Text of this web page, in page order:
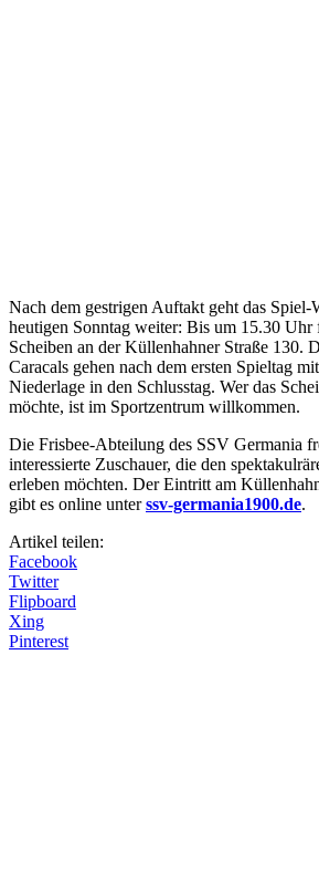
Nach dem gestrigen Auftakt geht das Spiel-
heutigen Sonntag weiter: Bis um 15.30 Uhr
Scheiben an der Küllenhahner Straße 130.
Caracals gehen nach dem ersten Spieltag
Niederlage in den Schlusstag. Wer das
möchte, ist im Sportzentrum willkommen.
Die Frisbee-Abteilung des SSV Germania
interessierte Zuschauer, die den
erleben möchten. Der Eintritt am
gibt es online unterssv-germania1900.de.
Artikel teilen:
Facebook
Twitter
Flipboard
Xing
Pinterest